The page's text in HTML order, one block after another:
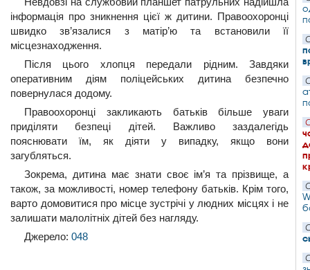
інформація про зникнення цієї ж дитини. Правоохоронці
швидко зв’язалися з матір’ю та встановили її
місцезнаходження.
Після цього хлопця передали рідним. Завдяки
оперативним діям поліцейських дитина безпечно
повернулася додому.
Правоохоронці закликають батьків більше уваги
приділяти безпеці дітей. Важливо заздалегідь
пояснювати їм, як діяти у випадку, якщо вони
загубляться.
Зокрема, дитина має знати своє ім’я та прізвище, а
також, за можливості, номер телефону батьків. Крім того,
варто домовитися про місце зустрічі у людних місцях і не
залишати малолітніх дітей без нагляду.
Джерело: 048